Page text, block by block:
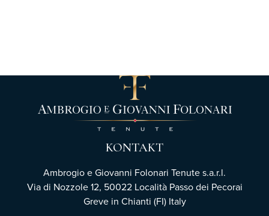
KONTAKT
Ambrogio e Giovanni Folonari Tenute s.a.r.l.
Via di Nozzole 12, 50022 Località Passo dei Pecorai
Greve in Chianti (FI) Italy